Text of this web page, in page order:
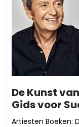
De Kunst
Gids voor
Artiesten Boeken: